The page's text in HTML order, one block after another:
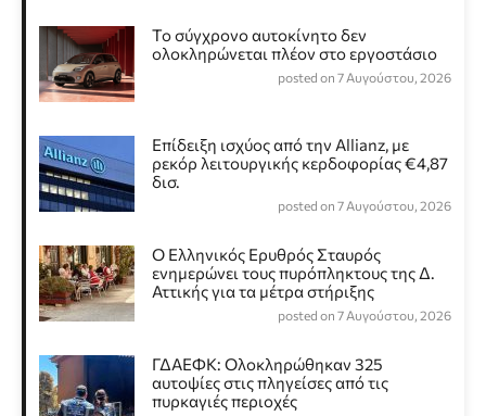
Το σύγχρονο αυτοκίνητο δεν
ολοκληρώνεται πλέον στο εργοστάσιο
posted on 7 Αυγούστου, 2026
Επίδειξη ισχύος από την Allianz, με
ρεκόρ λειτουργικής κερδοφορίας €4,87
δισ.
posted on 7 Αυγούστου, 2026
Ο Ελληνικός Ερυθρός Σταυρός
ενημερώνει τους πυρόπληκτους της Δ.
Αττικής για τα μέτρα στήριξης
posted on 7 Αυγούστου, 2026
ΓΔΑΕΦΚ: Ολοκληρώθηκαν 325
αυτοψίες στις πληγείσες από τις
πυρκαγιές περιοχές